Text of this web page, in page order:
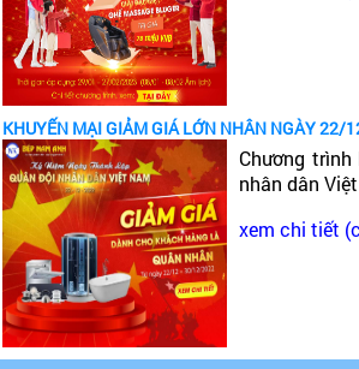
KHUYẾN MẠI GIẢM GIÁ LỚN NHÂN NGÀY 22/
Chương
nhân dân
xem chi tiết